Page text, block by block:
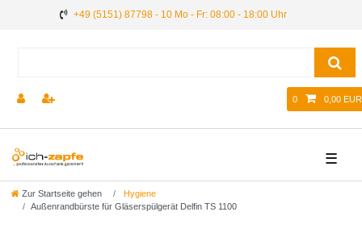
+49 (5151) 87798 - 10 Mo - Fr: 08:00 - 18:00 Uhr
0 0,00 EUR
☰
Zur Startseite gehen
Hygiene
Außenrandbürste für Gläserspülgerät Delfin TS 1100